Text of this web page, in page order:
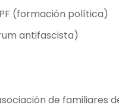
(formación política)
antifascista)
de familiares